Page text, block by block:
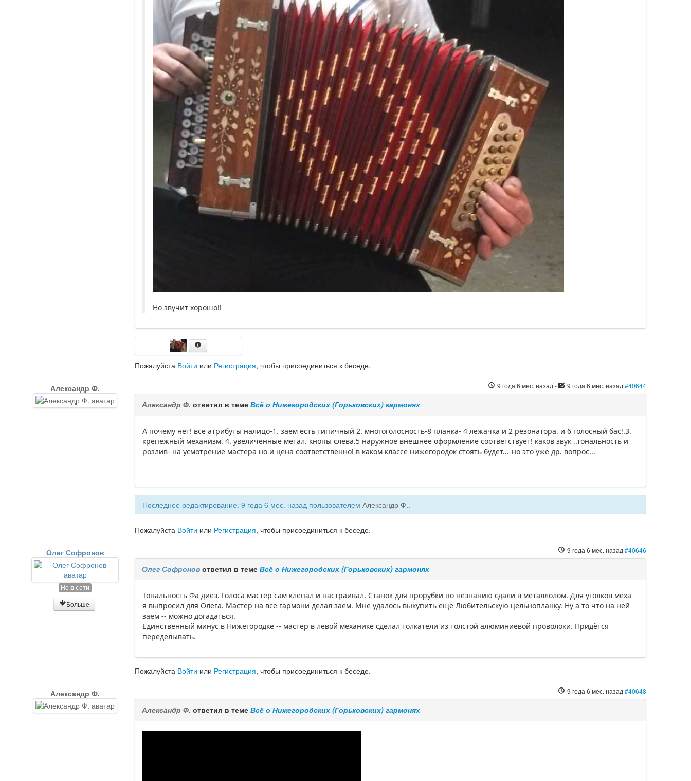
Но звучит хорошо!!
Пожалуйста Войти или Регистрация, чтобы присоединиться к беседе.
Александр Ф. 9 года 6 мес. назад - 9 года 6 мес. назад #40644
Александр Ф. ответил в темеВсё о Нижегородских (Горьковских) гармонях
А почему нет! все атрибуты налицо-1. заем есть типичный 2. многоголосность-8 планка- 4 лежачка и 2 резонатора. и 6 голосный бас!.3.
крепежный механизм. 4. увеличенные метал. кнопы слева.5 наружное внешнее оформление соответствует! каков звук ..тональность и
розлив- на усмотрение мастера но и цена соответственно! в каком классе нижегородок стоять будет...-но это уже др. вопрос...
Последнее редактирование: 9 года 6 мес. назад пользователемАлександр Ф..
Пожалуйста Войти или Регистрация, чтобы присоединиться к беседе.
Олег Софронов
Не в сети
Больше
9 года 6 мес. назад #40646
Олег Софронов ответил в темеВсё о Нижегородских (Горьковских) гармонях
Тональность Фа диез. Голоса мастер сам клепал и настраивал. Станок для прорубки по незнанию сдали в металлолом. Для уголков меха
я выпросил для Олега. Мастер на все гармони делал заём. Мне удалось выкупить ещё Любительскую цельнопланку. Ну а то что на ней
заём -- можно догадаться.
Единственный минус в Нижегородке -- мастер в левой механике сделал толкатели из толстой алюминиевой проволоки. Придётся
переделывать.
Пожалуйста Войти или Регистрация, чтобы присоединиться к беседе.
Александр Ф. 9 года 6 мес. назад #40648
Александр Ф. ответил в темеВсё о Нижегородских (Горьковских) гармонях